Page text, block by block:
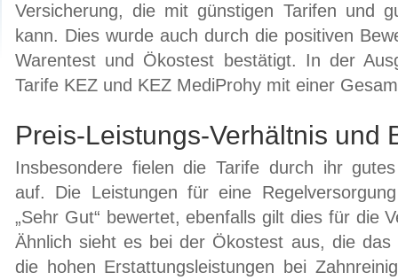
Versicherung, die mit günstigen Tarifen und
kann. Dies wurde auch durch die positiven
Warentest und Ökostest bestätigt. In der
Tarife KEZ und KEZ MediProhy mit einer
Preis-Leistungs-Verhältnis und
Insbesondere fielen die Tarife durch ihr gutes
auf. Die Leistungen für eine
„Sehr Gut“ bewertet, ebenfalls gilt dies für die
Ähnlich sieht es bei der Ökostest aus, die das
die hohen Erstattungsleistungen bei